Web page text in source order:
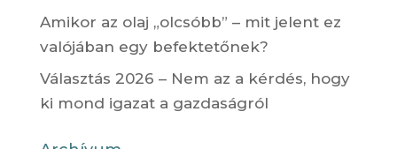
Amikor az olaj „olcsóbb” – mit jelent ez
valójában egy befektetőnek?
Választás 2026 – Nem az a kérdés, hogy
ki mond igazat a gazdaságról